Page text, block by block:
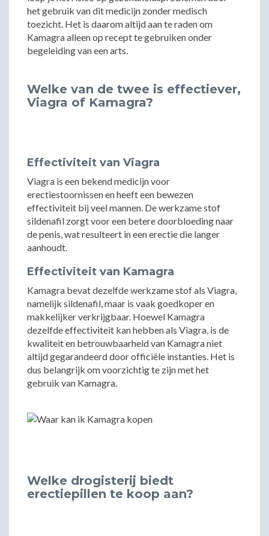
het gebruik van dit medicijn zonder medisch
toezicht. Het is daarom altijd aan te raden om
Kamagra alleen op recept te gebruiken onder
begeleiding van een arts.
Welke van de twee is effectiever,
Viagra of Kamagra?
Effectiviteit van Viagra
Viagra is een bekend medicijn voor
erectiestoornissen en heeft een bewezen
effectiviteit bij veel mannen. De werkzame stof
sildenafil zorgt voor een betere doorbloeding naar
de penis, wat resulteert in een erectie die langer
aanhoudt.
Effectiviteit van Kamagra
Kamagra bevat dezelfde werkzame stof als Viagra,
namelijk sildenafil, maar is vaak goedkoper en
makkelijker verkrijgbaar. Hoewel Kamagra
dezelfde effectiviteit kan hebben als Viagra, is de
kwaliteit en betrouwbaarheid van Kamagra niet
altijd gegarandeerd door officiële instanties. Het is
dus belangrijk om voorzichtig te zijn met het
gebruik van Kamagra.
Welke drogisterij biedt
erectiepillen te koop aan?